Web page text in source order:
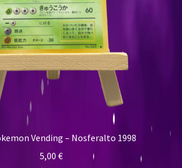
Vending – Nosferalto 1998
5,00 €